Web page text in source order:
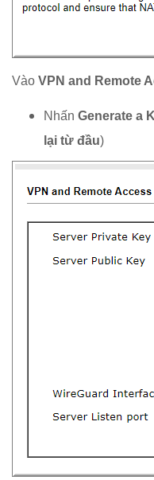
Vào VPN and Remote
Nhấn Generate a
lại từ đầu)